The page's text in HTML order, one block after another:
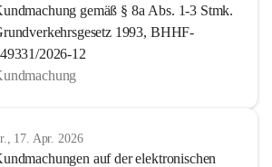
gemäß § 8a Abs. 1-3 Stmk.
1993, BHHF-
2026-12
17. Apr. 2026
auf der elektronischen